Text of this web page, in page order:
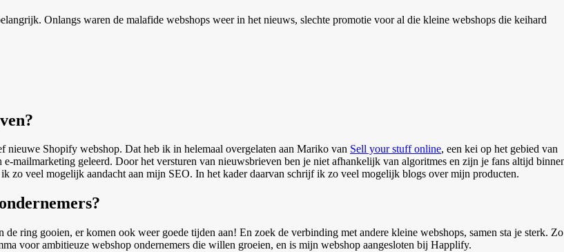
Onlangs waren de malafide webshops weer in het nieuws, slechte promotie voor al die kleine webshops die keihard
Shopify webshop. Dat heb ik in helemaal overgelaten aan Mariko van Sell your stuff online, een kei op het gebied van
mailmarketing geleerd. Door het versturen van nieuwsbrieven ben je niet afhankelijk van algoritmes en zijn je fans altijd
zo veel mogelijk aandacht aan mijn SEO. In het kader daarvan schrijf ik zo veel mogelijk blogs over mijn producten.
ring gooien, er komen ook weer goede tijden aan! En zoek de verbinding met andere kleine webshops, samen sta je sterk. Zo
voor ambitieuze webshop ondernemers die willen groeien, en is mijn webshop aangesloten bij Happlify.